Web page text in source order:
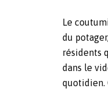
Le
du
résidents
dans le
quotidien.